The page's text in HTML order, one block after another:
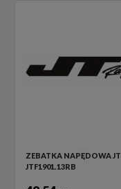
ZEBATKA NAPĘDOWA JT
JTF1901.13RB